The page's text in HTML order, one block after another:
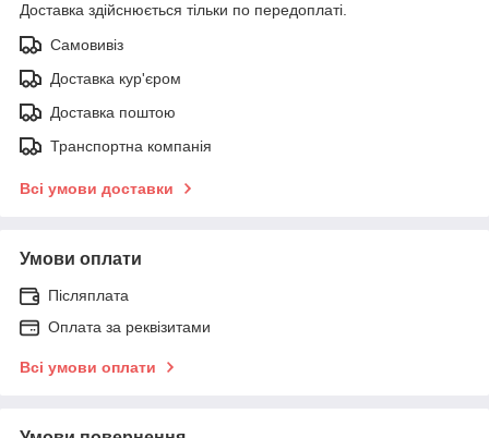
Доставка здійснюється тільки по передоплаті.
Самовивіз
Доставка кур'єром
Доставка поштою
Транспортна компанія
Всі умови доставки
Умови оплати
Післяплата
Оплата за реквізитами
Всі умови оплати